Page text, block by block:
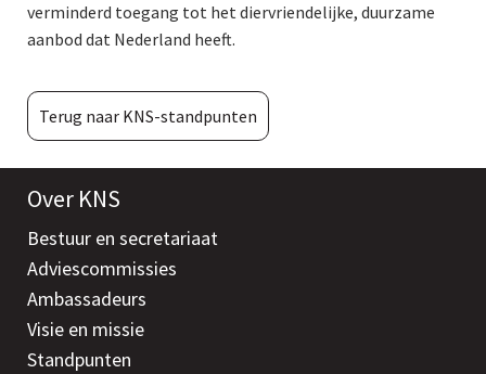
verminderd toegang tot het diervriendelijke, duurzame
aanbod dat Nederland heeft.
Terug naar KNS-standpunten
Over KNS
Bestuur en secretariaat
Adviescommissies
Ambassadeurs
Visie en missie
Standpunten